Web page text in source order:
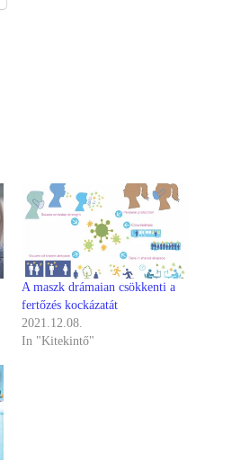
A maszk drámaian csökkenti a
fertőzés kockázatát
2021.12.08.
In "Kitekintő"